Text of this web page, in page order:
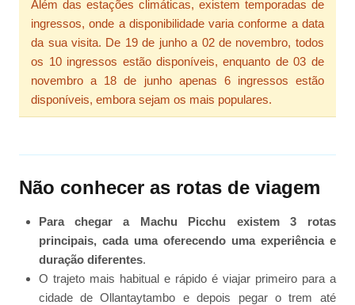
Além das estações climáticas, existem temporadas de
ingressos, onde a disponibilidade varia conforme a data
da sua visita. De 19 de junho a 02 de novembro, todos
os 10 ingressos estão disponíveis, enquanto de 03 de
novembro a 18 de junho apenas 6 ingressos estão
disponíveis, embora sejam os mais populares.
Não conhecer as rotas de viagem
Para chegar a Machu Picchu existem 3 rotas
principais, cada uma oferecendo uma experiência e
duração diferentes.
O trajeto mais habitual e rápido é viajar primeiro para a
cidade de Ollantaytambo e depois pegar o trem até